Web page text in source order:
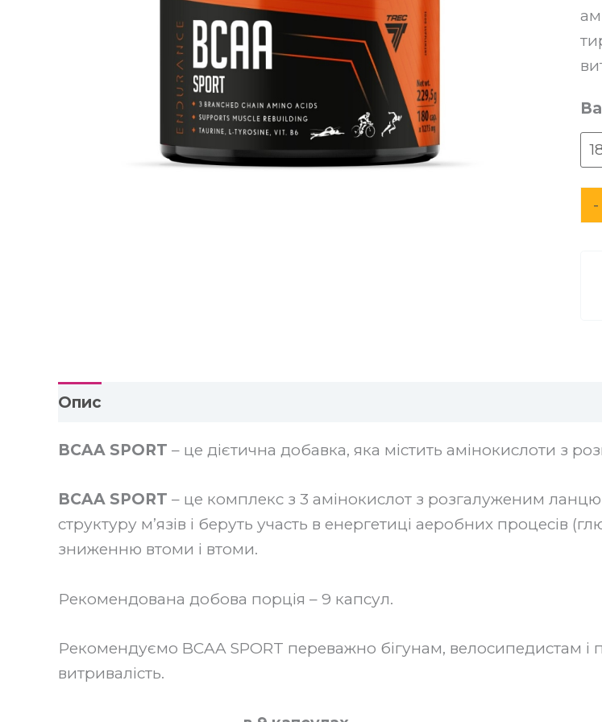
-
Опис
BCAA SPORT – це дієтична добавка, яка містить амінокислоти з
BCAA SPORT – це комплекс з 3 амінокислот з розгалуженим
структуру м’язів і беруть участь в енергетиці аеробних процесів
зниженню втоми і втоми.
Рекомендована добова порція – 9 капсул.
Рекомендуємо BCAA SPORT переважно бігунам, велосипедистам
витривалість.